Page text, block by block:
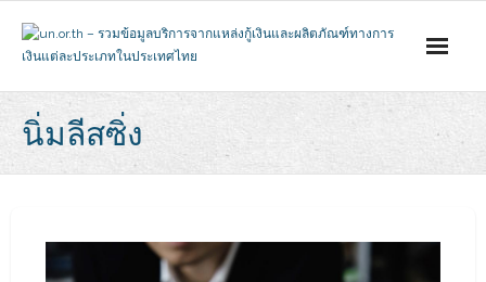
content
นิ่มลีสซิ่ง